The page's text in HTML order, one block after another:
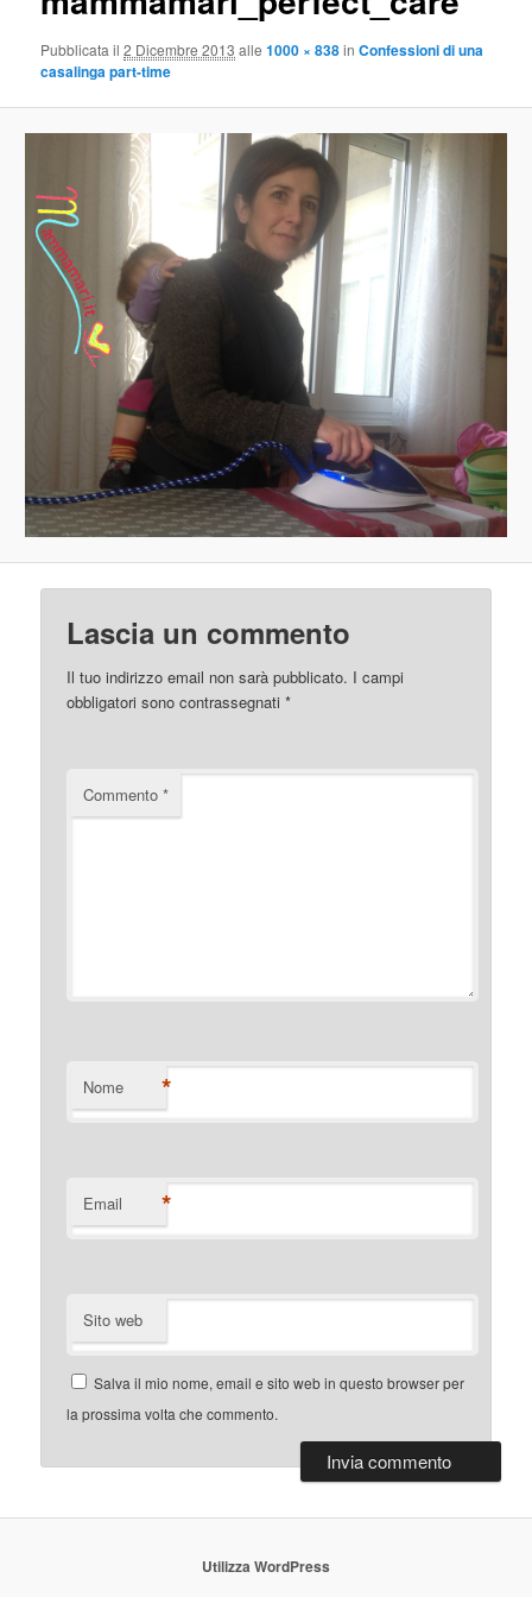
Pubblicata il 2 Dicembre 2013 alle1000 × 838inConfessioni di una
casalinga part-time
Lascia un commento
Il tuo indirizzo email non sarà pubblicato. I campi
obbligatori sono contrassegnati*
Commento*
Nome *
Email *
Sito web
Salva il mio nome, email e sito web in questo browser per
la prossima volta che commento.
Utilizza WordPress